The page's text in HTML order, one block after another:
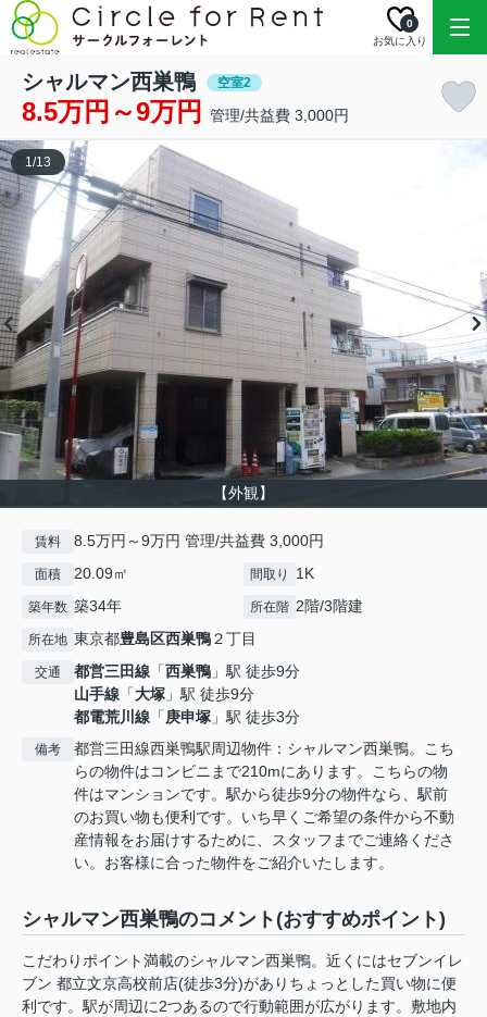
お気に入り
0
シャルマン西巣鴨 空室2
8.5万円～9万円 管理/共益費 3,000円
【外観】
1/13
賃料 8.5万円～9万円 管理/共益費 3,000円
面積 20.09㎡ 間取り 1K
築年数 築34年 所在階 2階/3階建
所在地 東京都豊島区西巣鴨２丁目
交通 都営三田線 「西巣鴨 」駅 徒歩9分
山手線 「大塚 」駅 徒歩9分
都電荒川線 「庚申塚 」駅 徒歩3分
備考
都営三田線西巣鴨駅周辺物件：シャルマン西巣鴨。こち
らの物件はコンビニまで210mにあります。こちらの物
件はマンションです。駅から徒歩9分の物件なら、駅前
のお買い物も便利です。いち早くご希望の条件から不動
産情報をお届けするために、スタッフまでご連絡くださ
い。お客様に合った物件をご紹介いたします。
シャルマン西巣鴨のコメント(おすすめポイント)
こだわりポイント満載のシャルマン西巣鴨。近くにはセブンイレ
ブン 都立文京高校前店(徒歩3分)がありちょっとした買い物に便
利です。駅が周辺に2つあるので行動範囲が広がります。敷地内